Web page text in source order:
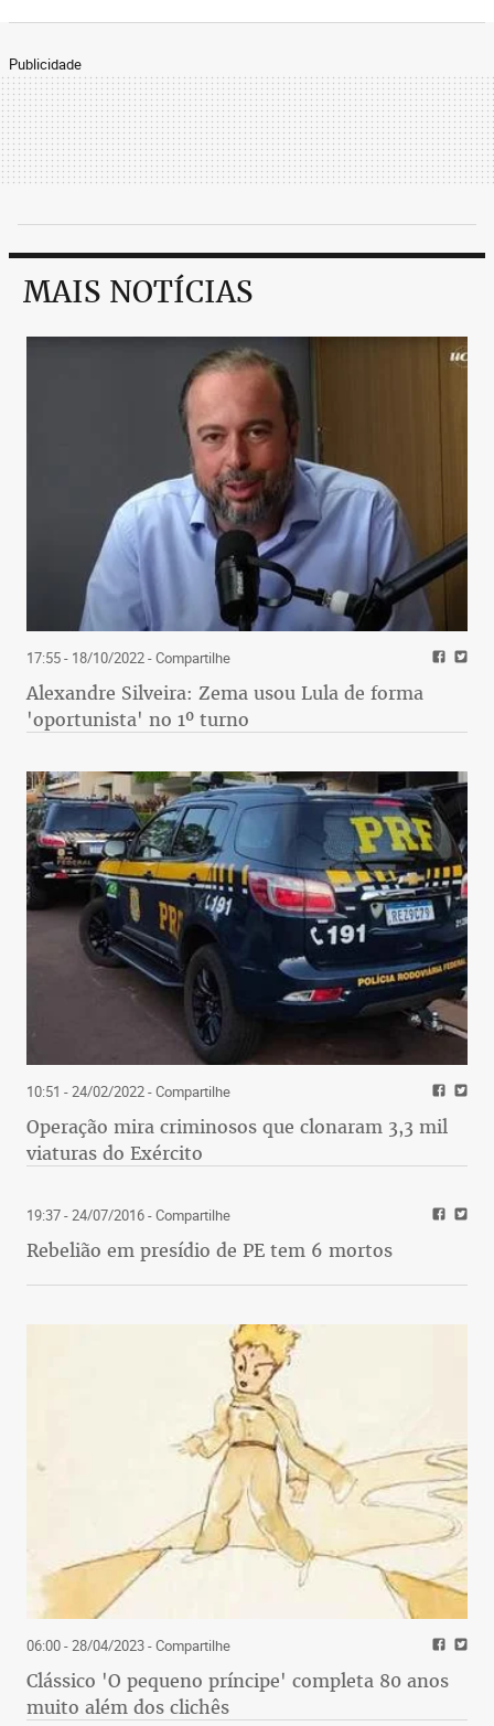
Publicidade
MAIS NOTÍCIAS
17:55 - 18/10/2022- Compartilhe
Alexandre Silveira: Zema usou Lula de forma
'oportunista' no 1º turno
10:51 - 24/02/2022- Compartilhe
Operação mira criminosos que clonaram 3,3 mil
viaturas do Exército
19:37 - 24/07/2016- Compartilhe
Rebelião em presídio de PE tem 6 mortos
06:00 - 28/04/2023- Compartilhe
Clássico 'O pequeno príncipe' completa 80 anos
muito além dos clichês